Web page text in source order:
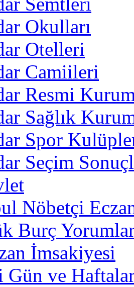
Okulları
Otelleri
Camiileri
Resmi
Sağlık
Spor
Seçim
Nöbetçi
Burç
İmsakiyesi
ve